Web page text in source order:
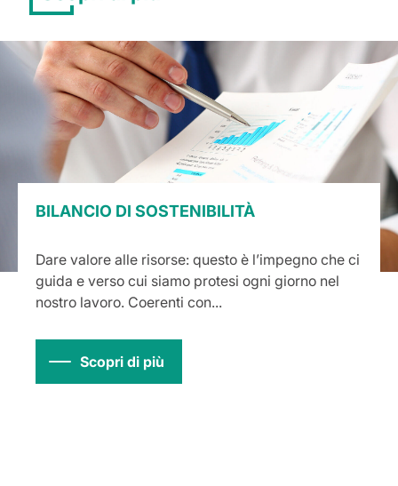
BILANCIO DI SOSTENIBILITÀ
Dare valore alle risorse: questo è l’impegno che ci
guida e verso cui siamo protesi ogni giorno nel
nostro lavoro. Coerenti con...
Scopri di più